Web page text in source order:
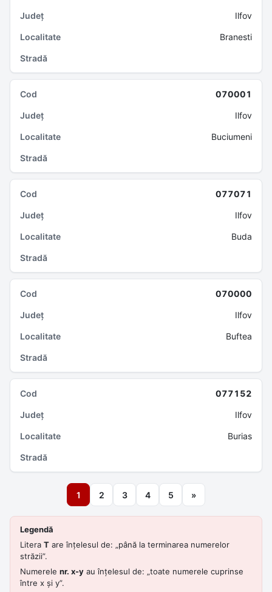
Ilfov
Branesti
070001
Ilfov
Buciumeni
077071
Ilfov
Buda
070000
Ilfov
Buftea
077152
Ilfov
Burias
1 2 3 4 5 »
Legendă
Litera T are înțelesul de: „până la terminarea numerelor
străzii”.
Numerele nr. x-y au înțelesul de: „toate numerele cuprinse
între x și y”.